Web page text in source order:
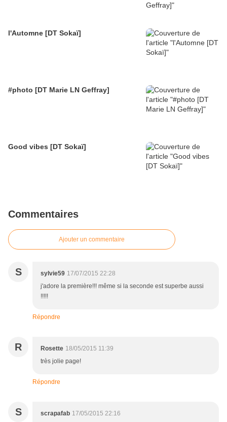
l'Automne [DT Sokaï]
#photo [DT Marie LN Geffray]
Good vibes [DT Sokaï]
Commentaires
Ajouter un commentaire
S sylvie59 17/07/2015 22:28
j'adore la première!!! même si la seconde est superbe aussi
!!!!!
Répondre
R Rosette 18/05/2015 11:39
très jolie page!
Répondre
S scrapafab 17/05/2015 22:16